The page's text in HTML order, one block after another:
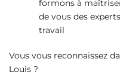
formons à
de vous des
travail
Vous vous reconnaissez
Louis ?